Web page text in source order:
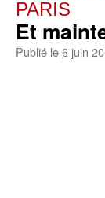
PARIS
Et
Publié le6 juin